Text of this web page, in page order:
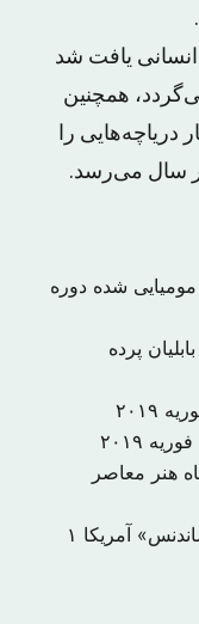
یافت شد
سال بازمی‌گردد، همچنین
دریاچه‌هایی را
سال می‌رسد.
مصر با کشف ۴۰ جسد مومیایی شده دوره
پرده
هنر معاصر
آمریکا ۱